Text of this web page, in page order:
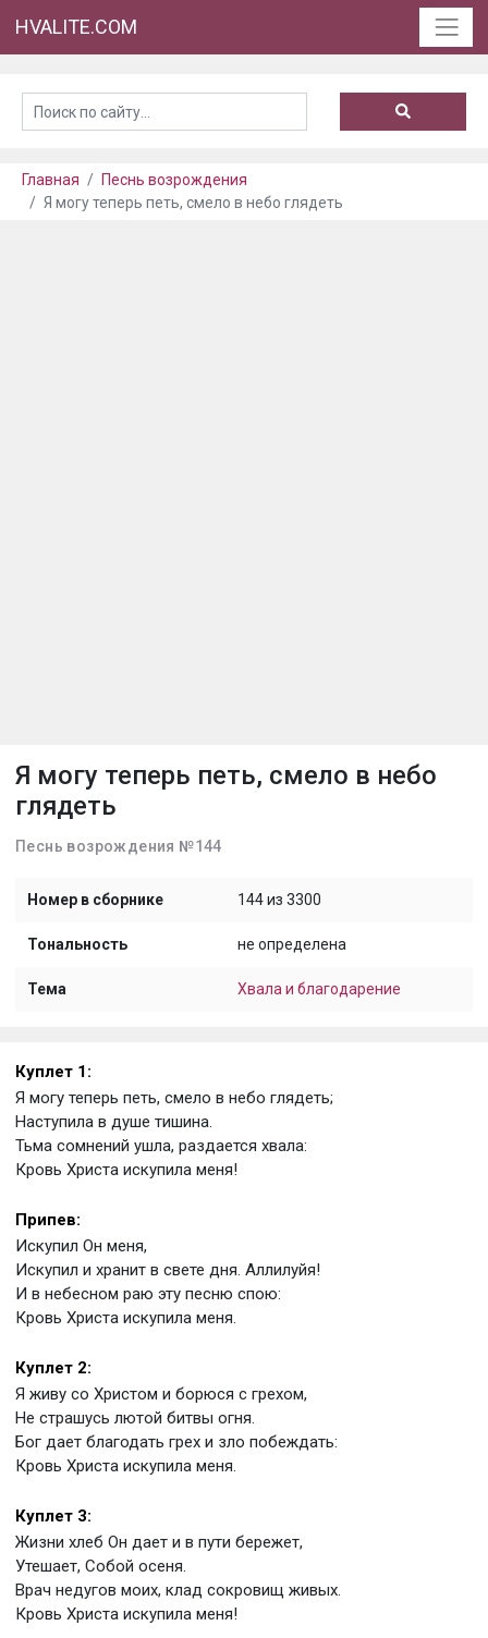
HVALITE.COM
Главная
Песнь возрождения
Я могу теперь петь, смело в небо глядеть
Я могу теперь петь, смело в небо
глядеть
Песнь возрождения №144
Номер в сборнике 144 из 3300
Тональность не определена
Тема Хвала и благодарение
Куплет 1:
Я могу теперь петь, смело в небо глядеть;
Наступила в душе тишина.
Тьма сомнений ушла, раздается хвала:
Кровь Христа искупила меня!
Припев:
Искупил Он меня,
Искупил и хранит в свете дня. Аллилуйя!
И в небесном раю эту песню спою:
Кровь Христа искупила меня.
Куплет 2:
Я живу со Христом и борюся с грехом,
Не страшусь лютой битвы огня.
Бог дает благодать грех и зло побеждать:
Кровь Христа искупила меня.
Куплет 3:
Жизни хлеб Он дает и в пути бережет,
Утешает, Собой осеня.
Врач недугов моих, клад сокровищ живых.
Кровь Христа искупила меня!